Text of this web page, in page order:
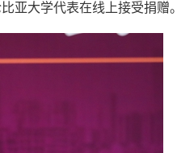
亚大学代表在线上接受捐赠。